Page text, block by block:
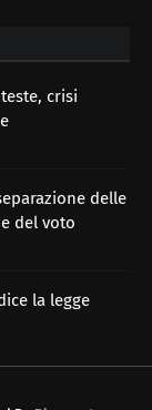
crisi
delle
del voto
la legge